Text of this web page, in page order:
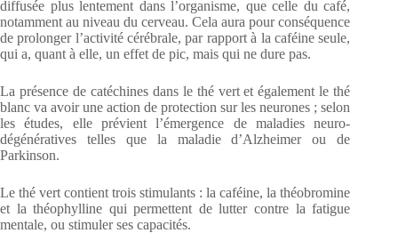
diffusée plus lentement dans l’organisme, que celle du café,
notamment au niveau du cerveau. Cela aura pour conséquence
de prolonger l’activité cérébrale, par rapport à la caféine seule,
qui a, quant à elle, un effet de pic, mais qui ne dure pas.
La présence de catéchines dans le thé vert et également le thé
blanc va avoir une action de protection sur les neurones ; selon
les études, elle prévient l’émergence de maladies neuro-
dégénératives telles que la maladie d’Alzheimer ou de
Parkinson.
Le thé vert contient trois stimulants : la caféine, la théobromine
et la théophylline qui permettent de lutter contre la fatigue
mentale, ou stimuler ses capacités.